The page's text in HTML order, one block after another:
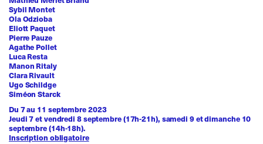
Sybil Montet
Ola Odzioba
Eliott Paquet
Pierre Pauze
Agathe Pollet
Luca Resta
Manon Ritaly
Clara Rivault
Ugo Schildge
Siméon Starck
Du 7 au 11 septembre 2023
Jeudi 7 et vendredi 8 septembre (17h-21h), samedi 9 et dimanche 10
septembre (14h-18h).
Inscription obligatoire